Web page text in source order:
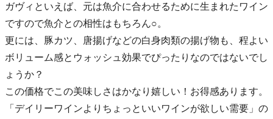
ガヴィといえば、元は魚介に合わせるために生まれたワイン
ですので魚介との相性はもちろん○。
更には、豚カツ、唐揚げなどの白身肉類の揚げ物も、程よい
ボリューム感とウォッシュ効果でぴったりなのではないでし
ょうか？
この価格でこの美味しさはかなり嬉しい！お得感あります。
「デイリーワインよりちょっといいワインが欲しい需要」の